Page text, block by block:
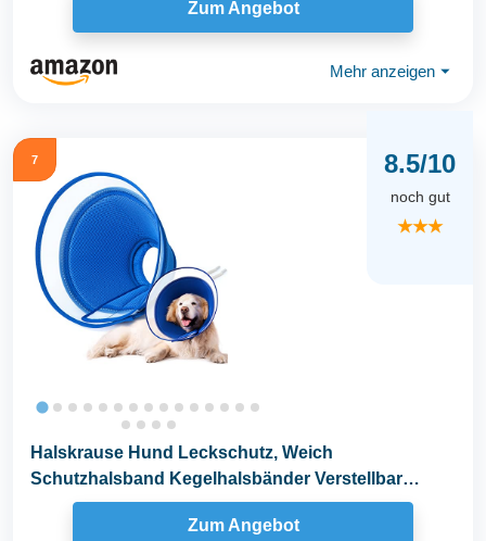
Zum Angebot
Mehr anzeigen ⏷
7 8.5/10
noch gut
★★★
Halskrause Hund Leckschutz, Weich
Schutzhalsband Kegelhalsbänder Verstellbar
Genesungshalsband...
Zum Angebot